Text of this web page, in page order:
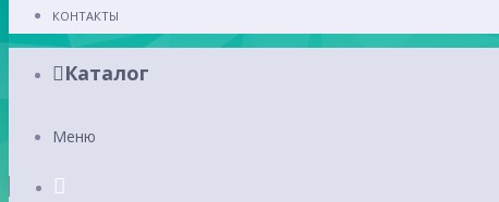
КОНТАКТЫ
Каталог
Меню